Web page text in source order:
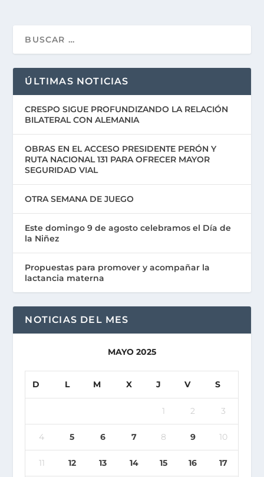
ÚLTIMAS NOTICIAS
CRESPO SIGUE PROFUNDIZANDO LA RELACIÓN
BILATERAL CON ALEMANIA
OBRAS EN EL ACCESO PRESIDENTE PERÓN Y
RUTA NACIONAL 131 PARA OFRECER MAYOR
SEGURIDAD VIAL
OTRA SEMANA DE JUEGO
Este domingo 9 de agosto celebramos el Día de
la Niñez
Propuestas para promover y acompañar la
lactancia materna
NOTICIAS DEL MES
MAYO 2025
D L M X J V S
1 2 3
4 5 6 7 8 9 10
11 12 13 14 15 16 17